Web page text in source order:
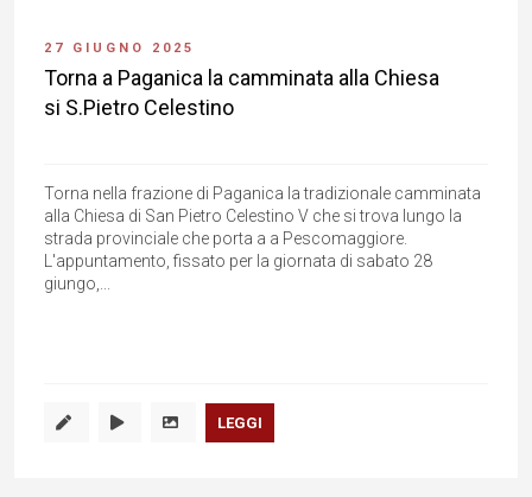
27 GIUGNO 2025
Torna a Paganica la camminata alla Chiesa
si S.Pietro Celestino
Torna nella frazione di Paganica la tradizionale camminata
alla Chiesa di San Pietro Celestino V che si trova lungo la
strada provinciale che porta a a Pescomaggiore.
L'appuntamento, fissato per la giornata di sabato 28
giungo,...
LEGGI